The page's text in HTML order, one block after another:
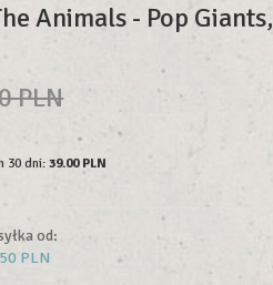
Animals - Pop Giants,
PLN
30 dni:39.00 PLN
od:
PLN